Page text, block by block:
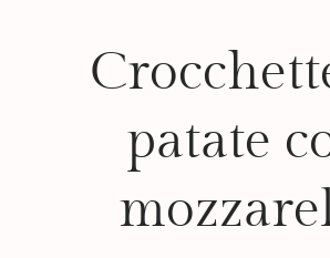
patate